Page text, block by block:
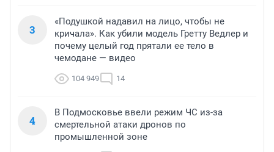
3
«Подушкой надавил на лицо, чтобы не
кричала». Как убили модель Гретту Ведлер и
почему целый год прятали ее тело в
чемодане — видео
104 949 14
4
В Подмосковье ввели режим ЧС из-за
смертельной атаки дронов по
промышленной зоне